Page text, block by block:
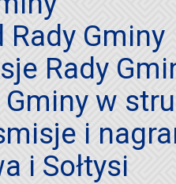
Rady Gminy
Rady
Gminy w
i
i Sołtysi